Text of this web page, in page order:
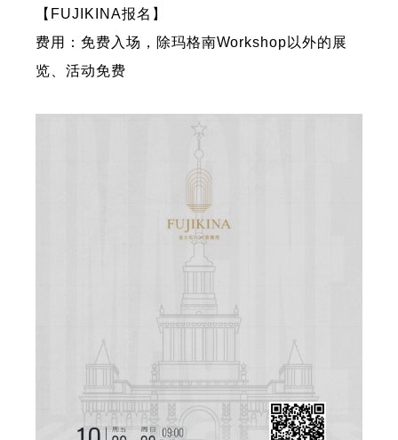
【FUJIKINA报名】
费用：免费入场，除玛格南Workshop以外的展
览、活动免费